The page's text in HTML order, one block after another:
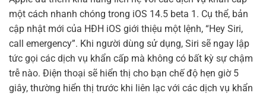
một cách nhanh chóng trong iOS 14.5 beta 1. Cụ thể, bản
cập nhật mới của HĐH iOS giới thiệu một lệnh, “Hey ‌Siri‌,
call emergency”. Khi người dùng sử dụng, Siri sẽ ngay lập
tức gọi các dịch vụ khẩn cấp mà không có bất kỳ sự chậm
trễ nào. Điện thoại sẽ hiển thị cho bạn chế độ hẹn giờ 5
giây, thường hiển thị trước khi liên lạc với các dịch vụ khẩn